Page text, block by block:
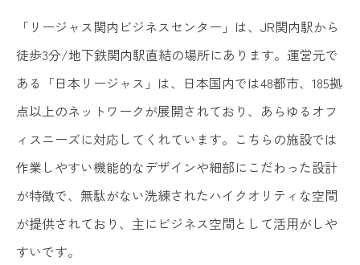
「リージャス関内ビジネスセンター」は、JR関内駅から
徒歩3分/地下鉄関内駅直結の場所にあります。運営元で
ある「日本リージャス」は、日本国内では48都市、185拠
点以上のネットワークが展開されており、あらゆるオフ
ィスニーズに対応してくれています。こちらの施設では
作業しやすい機能的なデザインや細部にこだわった設計
が特徴で、無駄がない洗練されたハイクオリティな空間
が提供されており、主にビジネス空間として活用がしや
すいです。